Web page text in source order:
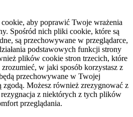
aby poprawić Twoje wrażenia
Spośród nich pliki cookie, które są
są przechowywane w przeglądarce,
podstawowych funkcji strony
plików cookie stron trzecich, które
w jaki sposób korzystasz z
przechowywane w Twojej
zgodą. Możesz również zrezygnować z
z niektórych z tych plików
przeglądania.